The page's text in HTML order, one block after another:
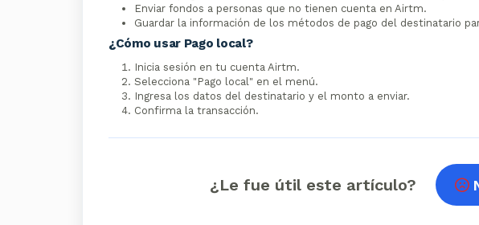
Enviar fondos a personas que no tienen cuenta en Airtm.
Guardar la información de los métodos de pago del destinatario
¿Cómo usar Pago local?
Inicia sesión en tu cuenta Airtm.
Selecciona "Pago local" en el menú.
Ingresa los datos del destinatario y el monto a enviar.
Confirma la transacción.
¿Le fue útil este artículo?